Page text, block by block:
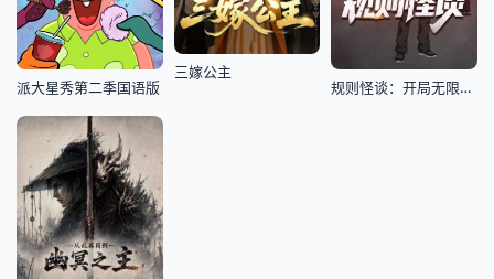
派大星秀第二季国语版
三嫁公主
规则怪谈：开局无限诡币